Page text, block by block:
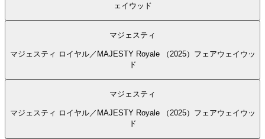
ェイウッド
マジェスティ
マジェスティ ロイヤル／MAJESTY Royale （2025）フェアウェイウッ
ド
マジェスティ
マジェスティ ロイヤル／MAJESTY Royale （2025）フェアウェイウッ
ド